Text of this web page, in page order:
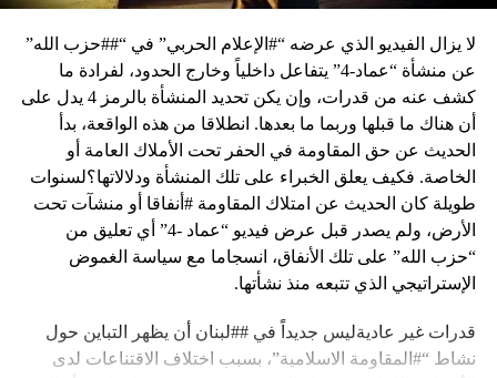
لا يزال الفيديو الذي عرضه “#الإعلام الحربي” في “##حزب الله”
عن منشأة “عماد-4” يتفاعل داخلياً وخارج الحدود، لفرادة ما
كشف عنه من قدرات، وإن يكن تحديد المنشأة بالرمز 4 يدل على
أن هناك ما قبلها وربما ما بعدها. انطلاقا من هذه الواقعة، بدأ
الحديث عن حق المقاومة في الحفر تحت الأملاك العامة أو
الخاصة. فكيف يعلق الخبراء على تلك المنشأة ودلالاتها؟لسنوات
طويلة كان الحديث عن امتلاك المقاومة #أنفاقا أو منشآت تحت
الأرض، ولم يصدر قبل عرض فيديو “عماد -4” أي تعليق من
“حزب الله” على تلك الأنفاق، انسجاما مع سياسة الغموض
الإستراتيجي الذي تتبعه منذ نشأتها.
قدرات غير عاديةليس جديداً في ##لبنان أن يظهر التباين حول
نشاط “#المقاومة الاسلامية”، بسبب اختلاف الاقتناعات لدى